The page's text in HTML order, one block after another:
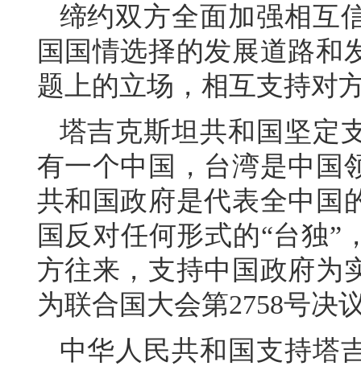
缔约双方全面加强相互
国国情选择的发展道路和
题上的立场，相互支持对
塔吉克斯坦共和国坚定
有一个中国，台湾是中国
共和国政府是代表全中国
国反对任何形式的“台独”
方往来，支持中国政府为
为联合国大会第2758号决
中华人民共和国支持塔